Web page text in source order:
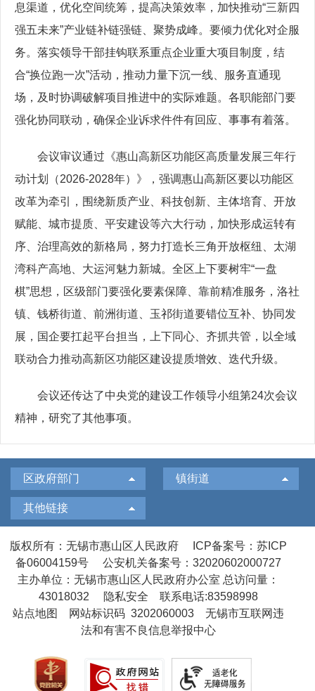
息渠道，优化空间统筹，提高决策效率，加快推动“三新四
强五未来”产业链补链强链、聚势成峰。要倾力优化对企服
务。落实领导干部挂钩联系重点企业重大项目制度，结
合“换位跑一次”活动，推动力量下沉一线、服务直通现
场，及时协调破解项目推进中的实际难题。各职能部门要
强化协同联动，确保企业诉求件件有回应、事事有着落。
会议审议通过《惠山高新区功能区高质量发展三年行
动计划（2026-2028年）》，强调惠山高新区要以功能区
改革为牵引，围绕新质产业、科技创新、主体培育、开放
赋能、城市提质、平安建设等六大行动，加快形成运转有
序、治理高效的新格局，努力打造长三角开放枢纽、太湖
湾科产高地、大运河魅力新城。全区上下要树牢“一盘
棋”思想，区级部门要强化要素保障、靠前精准服务，洛社
镇、钱桥街道、前洲街道、玉祁街道要错位互补、协同发
展，国企要扛起平台担当，上下同心、齐抓共管，以全域
联动合力推动高新区功能区建设提质增效、迭代升级。
会议还传达了中央党的建设工作领导小组第24次会议
精神，研究了其他事项。
区政府部门 镇街道
其他链接
版权所有：无锡市惠山区人民政府
ICP备案号：苏ICP
备06004159号
公安机关备案号：32020602000727
主办单位：无锡市惠山区人民政府办公室 总访问量：
43018032
隐私安全
联系电话:83598998
站点地图
网站标识码 3202060003
无锡市互联网违
法和有害不良信息举报中心